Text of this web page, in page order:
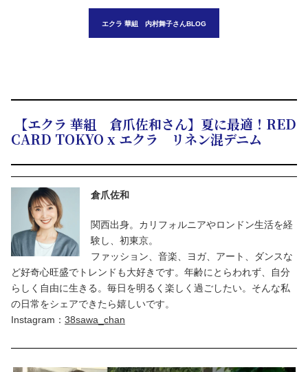
エクラ 華組 内村舞子さんBLOG
【エクラ 華組 倉爪佐和さん】夏に最適！RED
CARD TOKYO x エクラ リネン混デニム
倉爪佐和
関西出身。カリフォルニアやロンドン生活を経
験し、初東京。
ファッション、音楽、ヨガ、アート、ダンスな
ど好奇心旺盛でトレンドも大好きです。年齢にとらわれず、自分
らしく自由に生きる。毎日を明るく楽しく過ごしたい。そんな私
の日常をシェアできたら嬉しいです。
Instagram： 38sawa_chan